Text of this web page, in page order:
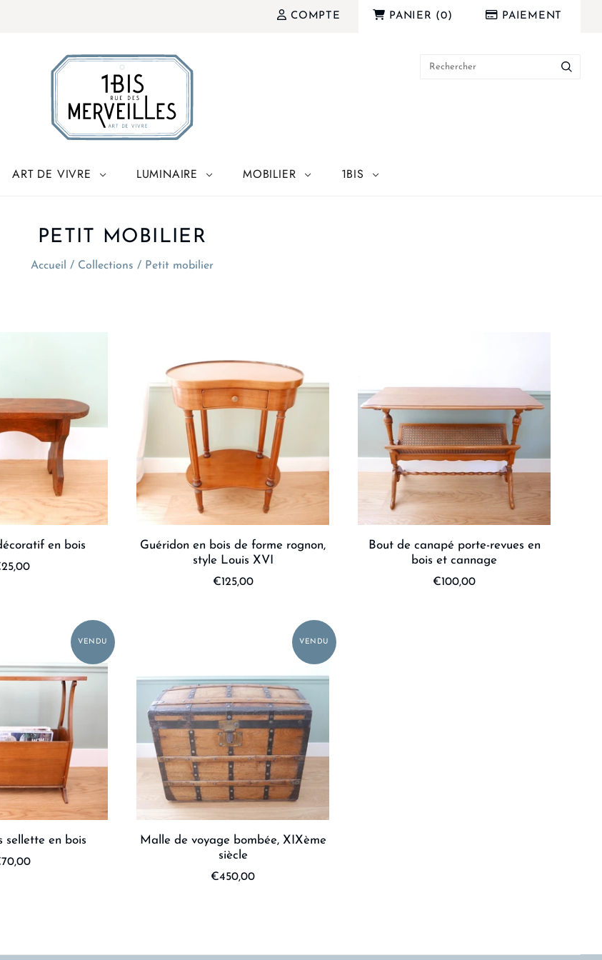
COMPTE PANIER (0 ) PAIEMENT
ART DE VIVRE LUMINAIRE MOBILIER 1BIS
PETIT MOBILIER
Accueil / Collections / Petit mobilier
en bois
Guéridon en bois de forme rognon,
style Louis XVI
€125,00
Bout de canapé porte-revues en
bois et cannage
€100,00
sellette en bois
Malle de voyage bombée, XIXème
siècle
€450,00